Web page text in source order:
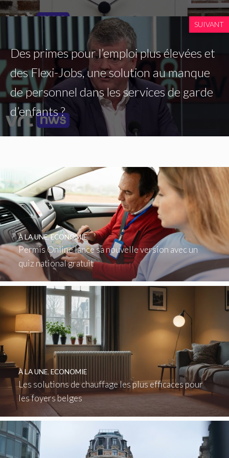
SUIVANT
Des primes pour l’emploi plus élevées et
des Flexi-Jobs, une solution au manque
de personnel dans les services de garde
d’enfants ?
Permis Online lance sa nouvelle version avec un
quiz national gratuit
À LA UNE,ECONOMIE
Les solutions de chauffage les plus efficaces pour
les foyers belges
À LA UNE, ECONOMIE